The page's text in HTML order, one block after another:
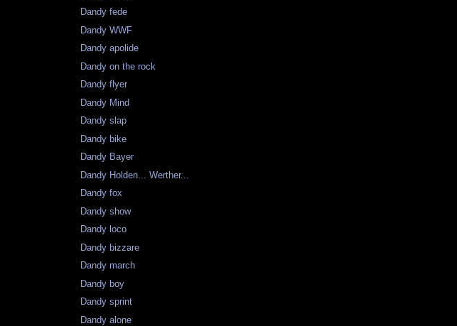
Dandy fede
Dandy WWF
Dandy apolide
Dandy on the rock
Dandy flyer
Dandy Mind
Dandy slap
Dandy bike
Dandy Bayer
Dandy Holden... Werther...
Dandy fox
Dandy show
Dandy loco
Dandy bizzare
Dandy march
Dandy boy
Dandy sprint
Dandy alone